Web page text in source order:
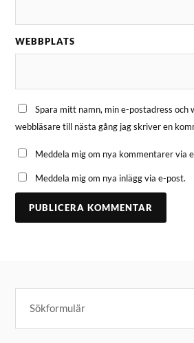
WEBBPLATS
Spara mitt namn, min e-postadress och
webbläsare till nästa gång jag skriver en
Meddela mig om nya kommentarer via
Meddela mig om nya inlägg via e-post.